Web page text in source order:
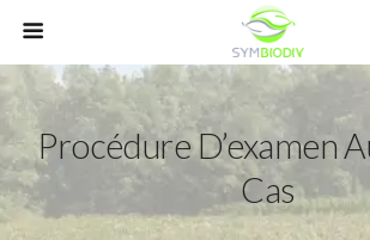
Procédure D’examen
Cas